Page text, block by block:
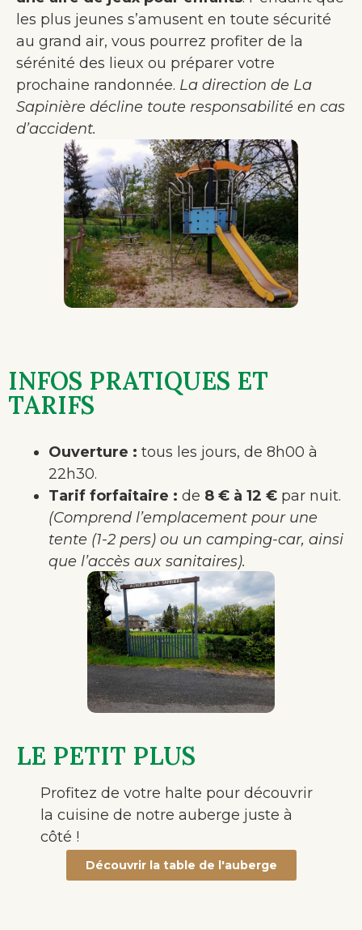
les plus jeunes s’amusent en toute sécurité
au grand air, vous pourrez profiter de la
sérénité des lieux ou préparer votre
prochaine randonnée. La direction de La
Sapinière décline toute responsabilité en cas
d’accident.
INFOS PRATIQUES ET
TARIFS
Ouverture : tous les jours, de 8h00 à
22h30.
Tarif forfaitaire : de 8 € à 12 € par nuit.
(Comprend l’emplacement pour une
tente (1-2 pers) ou un camping-car, ainsi
que l’accès aux sanitaires).
LE PETIT PLUS
Profitez de votre halte pour découvrir
la cuisine de notre auberge juste à
côté !
Découvrir la table de l'auberge